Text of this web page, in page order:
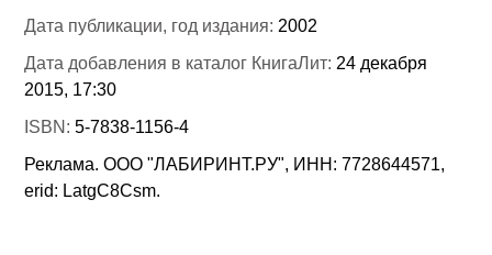
Дата публикации, год издания: 2002
Дата добавления в каталог КнигаЛит: 24 декабря
2015, 17:30
ISBN:5-7838-1156-4
Реклама. ООО "ЛАБИРИНТ.РУ", ИНН: 7728644571,
erid: LatgC8Csm.